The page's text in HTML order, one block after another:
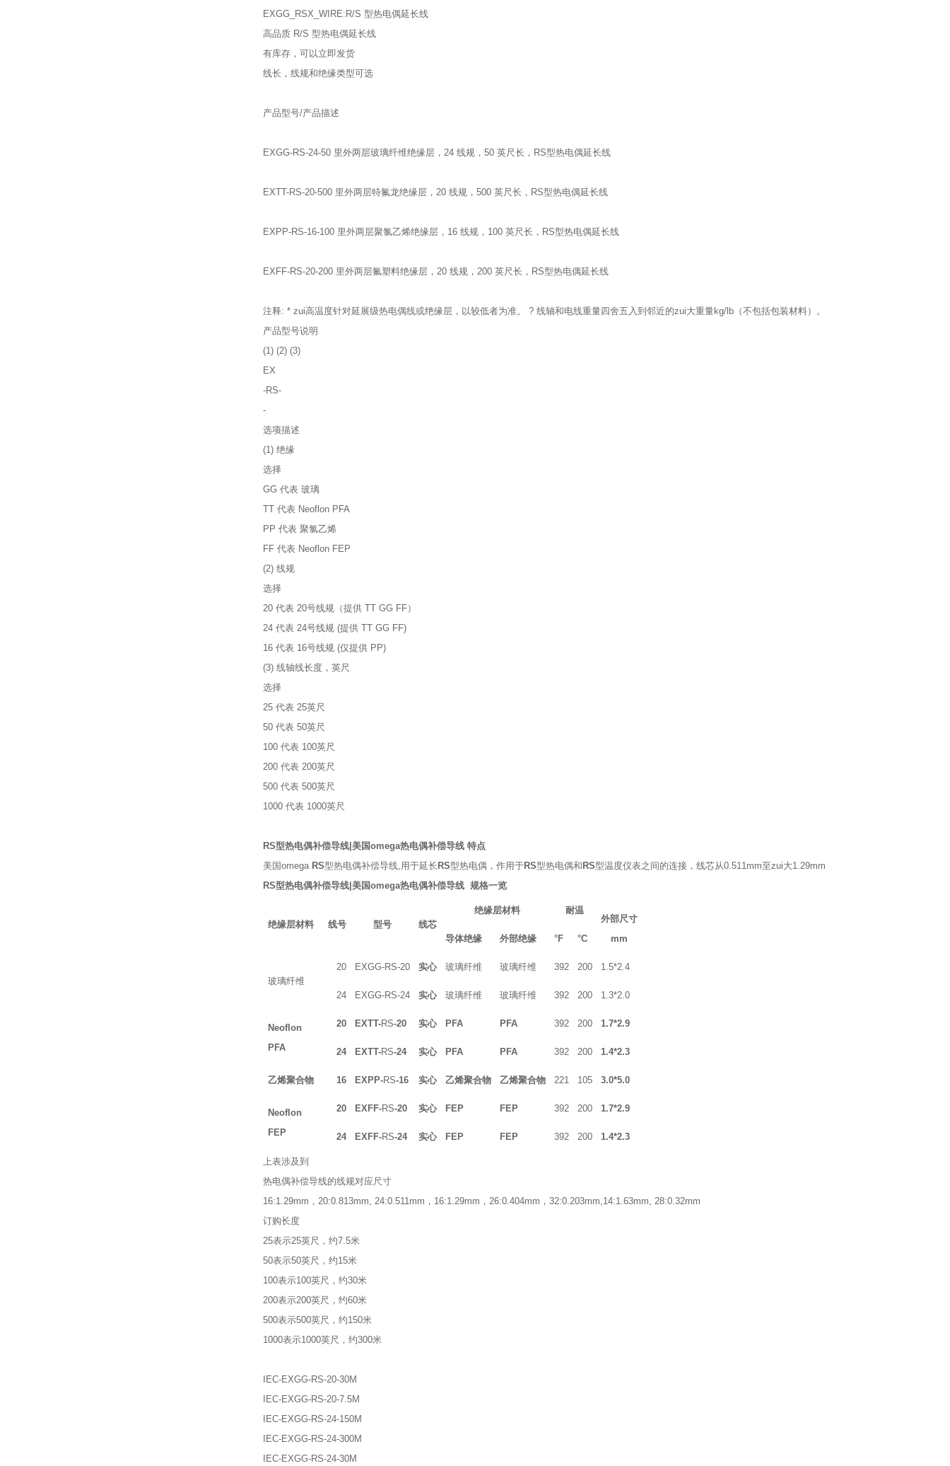
EXGG_RSX_WIRE:R/S 型热电偶延长线
高品质 R/S 型热电偶延长线
有库存，可以立即发货
线长，线规和绝缘类型可选
产品型号/产品描述
EXGG-RS-24-50 里外两层玻璃纤维绝缘层，24 线规，50 英尺长，RS型热电偶延长线
EXTT-RS-20-500 里外两层特氟龙绝缘层，20 线规，500 英尺长，RS型热电偶延长线
EXPP-RS-16-100 里外两层聚氯乙烯绝缘层，16 线规，100 英尺长，RS型热电偶延长线
EXFF-RS-20-200 里外两层氟塑料绝缘层，20 线规，200 英尺长，RS型热电偶延长线
注释: * zui高温度针对延展级热电偶线或绝缘层，以较低者为准。 ? 线轴和电线重量四舍五入到邻近的zui大重量kg/lb（不包括包装材料）。
产品型号说明
(1) (2) (3)
EX
-RS-
-
选项描述
(1) 绝缘
选择
GG 代表 玻璃
TT 代表 Neoflon PFA
PP 代表 聚氯乙烯
FF 代表 Neoflon FEP
(2) 线规
选择
20 代表 20号线规（提供 TT GG FF）
24 代表 24号线规 (提供 TT GG FF)
16 代表 16号线规 (仅提供 PP)
(3) 线轴线长度，英尺
选择
25 代表 25英尺
50 代表 50英尺
100 代表 100英尺
200 代表 200英尺
500 代表 500英尺
1000 代表 1000英尺
RS型热电偶补偿导线 |美国omega热电偶补偿导线 特点
美国omega RS型热电偶补偿导线,用于延长 RS型热电偶，作用于RS型热电偶和 RS型温度仪表之间的连接，线芯从0.511mm至zui大1.29mm
RS型热电偶补偿导线|美国omega热电偶补偿导线 规格一览
绝缘层材料 线号 型号 线芯
绝缘层材料
耐温
外部尺寸
mm
导体绝缘 外部绝缘 °F °C
玻璃纤维
20 EXGG-RS-20 实心 玻璃纤维 玻璃纤维 392 200 1.5*2.4
24 EXGG-RS-24 实心 玻璃纤维 玻璃纤维 392 200 1.3*2.0
Neoflon
PFA
20 EXTT-RS-20 实心 PFA PFA 392 200 1.7*2.9
24 EXTT-RS-24 实心 PFA PFA 392 200 1.4*2.3
乙烯聚合物 16 EXPP-RS-16 实心 乙烯聚合物 乙烯聚合物 221 105 3.0*5.0
Neoflon
FEP
20 EXFF-RS-20 实心 FEP FEP 392 200 1.7*2.9
24 EXFF-RS-24 实心 FEP FEP 392 200 1.4*2.3
上表涉及到
热电偶补偿导线的线规对应尺寸
16:1.29mm，20:0.813mm, 24:0.511mm，16:1.29mm，26:0.404mm，32:0.203mm,14:1.63mm, 28:0.32mm
订购长度
25表示25英尺，约7.5米
50表示50英尺，约15米
100表示100英尺，约30米
200表示200英尺，约60米
500表示500英尺，约150米
1000表示1000英尺，约300米
IEC-EXGG-RS-20-30M
IEC-EXGG-RS-20-7.5M
IEC-EXGG-RS-24-150M
IEC-EXGG-RS-24-300M
IEC-EXGG-RS-24-30M